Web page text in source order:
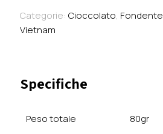
55%
Ben
al
Categorie: Cioccolato, Fondente
Vietnam
Specifiche
Peso totale 80gr